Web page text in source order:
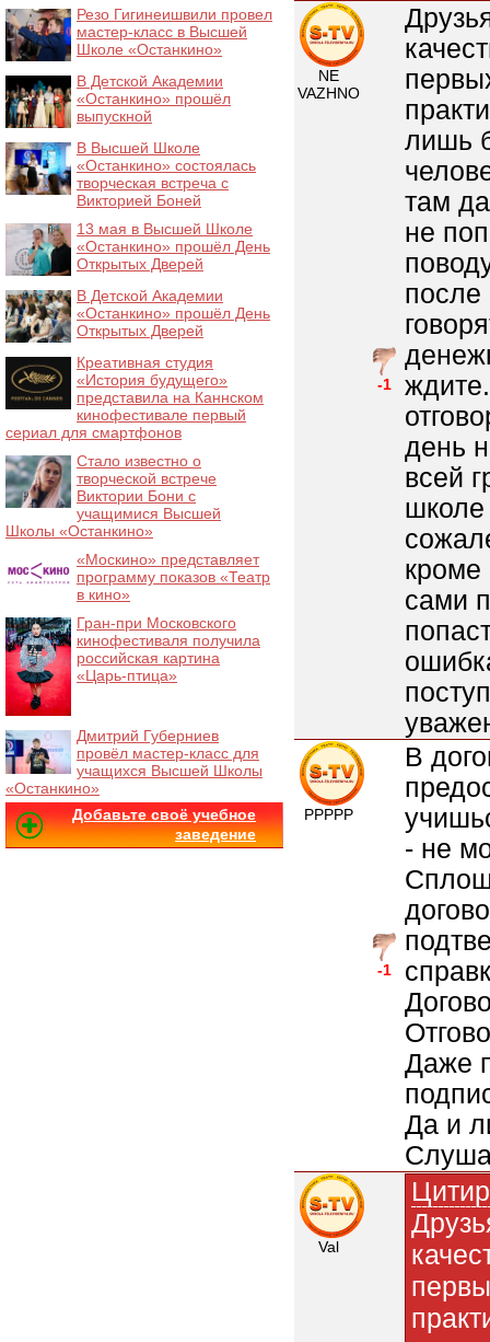
NE
VAZHNO
-1
лишь
там
не
после
день
всей
школе
кроме
сами
РРРРР
-1
В
- не
Даже
Да и
Val
Резо Гигинеишвили провел
мастер-класс в Высшей
Школе «Останкино»
В Детской Академии
«Останкино» прошёл
выпускной
В Высшей Школе
«Останкино» состоялась
творческая встреча с
Викторией Боней
13 мая в Высшей Школе
«Останкино» прошёл День
Открытых Дверей
В Детской Академии
«Останкино» прошёл День
Открытых Дверей
Креативная студия
«История будущего»
представила на Каннском
кинофестивале первый
сериал для смартфонов
Стало известно о
творческой встрече
Виктории Бони с
учащимися Высшей
Школы «Останкино»
«Москино» представляет
программу показов «Театр
в кино»
Гран-при Московского
кинофестиваля получила
российская картина
«Царь-птица»
Дмитрий Губерниев
провёл мастер-класс для
учащихся Высшей Школы
«Останкино»
Добавьте своё учебное
заведение